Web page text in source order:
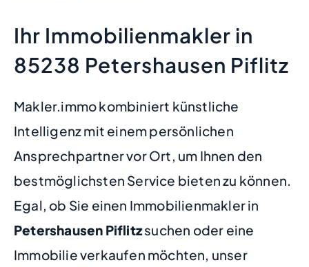
Ihr Immobilienmakler in
85238 Petershausen Piflitz
Makler.immo kombiniert künstliche
Intelligenz mit einem persönlichen
Ansprechpartner vor Ort, um Ihnen den
bestmöglichsten Service bieten zu können.
Egal, ob Sie einen Immobilienmakler in
Petershausen Piflitzsuchen oder eine
Immobilie verkaufen möchten, unser